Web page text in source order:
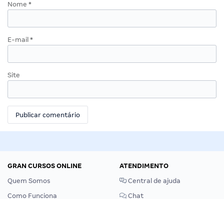
Nome *
E-mail *
Site
GRAN CURSOS ONLINE
Quem Somos
Como Funciona
ATENDIMENTO
Central de ajuda
Chat